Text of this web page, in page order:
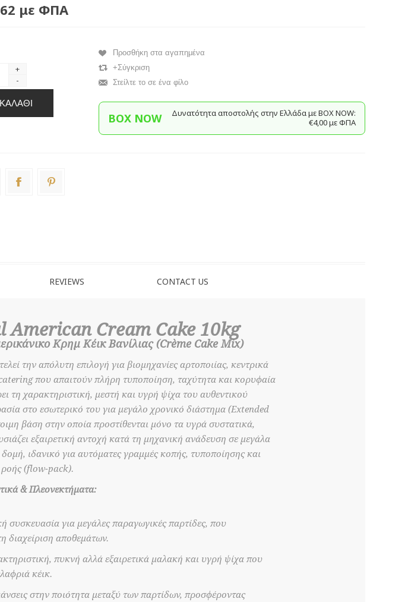
με ΦΠΑ
+
-
Προσθήκη στα αγαπημένα
+Σύγκριση
Στείλτε το σε ένα φίλο
BOX NOW
Δυνατότητα αποστολής στην Ελλάδα με BΟΧ ΝOW:
€4,00 με ΦΠΑ
REVIEWS CONTACT US
American Cream Cake 10kg
Κρημ Κέικ Βανίλιας (Crème Cake Mix)
την απόλυτη επιλογή για βιομηχανίες αρτοποιίας, κεντρικά
που απαιτούν πλήρη τυποποίηση, ταχύτητα και κορυφαία
χαρακτηριστική, μεστή και υγρή ψίχα του αυθεντικού
στο εσωτερικό του για μεγάλο χρονικό διάστημα (Extended
βάση στην οποία προστίθενται μόνο τα υγρά συστατικά,
εξαιρετική αντοχή κατά τη μηχανική ανάδευση σε μεγάλα
ιδανικό για αυτόματες γραμμές κοπής, τυποποίησης και
ροής (flow-pack).
& Πλεονεκτήματα:
συσκευασία για μεγάλες παραγωγικές παρτίδες, που
διαχείριση αποθεμάτων.
πυκνή αλλά εξαιρετικά μαλακή και υγρή ψίχα που
κέικ.
στην ποιότητα μεταξύ των παρτίδων, προσφέροντας